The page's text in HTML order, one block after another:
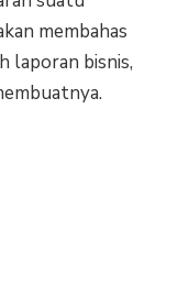
membahas
laporan bisnis,